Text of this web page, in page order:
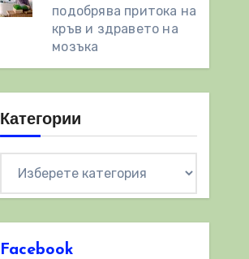
подобрява притока на
кръв и здравето на
мозъка
Категории
Facebook